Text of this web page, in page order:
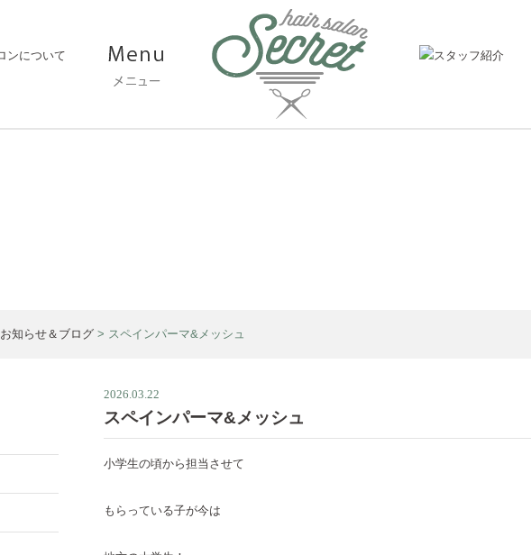
お知らせ＆ブログ> スペインパーマ&メッシュ
2026.03.22
スペインパーマ&メッシュ
小学生の頃から担当させて
もらっている子が今は